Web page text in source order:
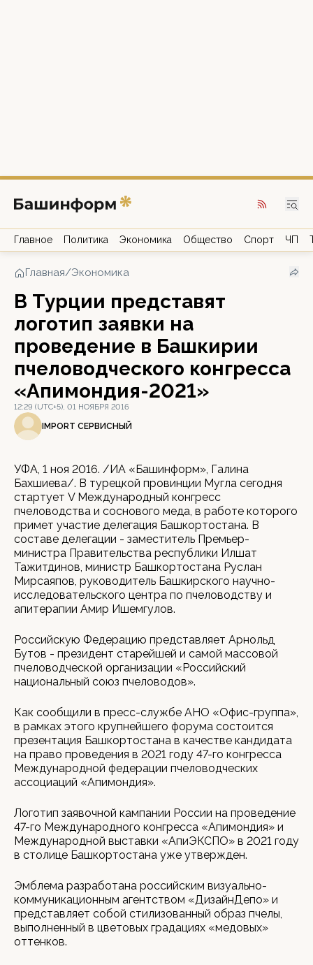
Главное Политика Экономика Общество Спорт ЧП
Главная/Экономика
В Турции представят
логотип заявки на
проведение в Башкирии
пчеловодческого конгресса
«Апимондия-2021»
12:29 (UTC+5), 01 НОЯБРЯ 2016
IMPORT СЕРВИСНЫЙ
УФА, 1 ноя 2016. /ИА «Башинформ», Галина
Бахшиева/. В турецкой провинции Мугла сегодня
стартует V Международный конгресс
пчеловодства и соснового меда, в работе которого
примет участие делегация Башкортостана. В
составе делегации - заместитель Премьер-
министра Правительства республики Илшат
Тажитдинов, министр Башкортостана Руслан
Мирсаяпов, руководитель Башкирского научно-
исследовательского центра по пчеловодству и
апитерапии Амир Ишемгулов.
Российскую Федерацию представляет Арнольд
Бутов - президент старейшей и самой массовой
пчеловодческой организации «Российский
национальный союз пчеловодов».
Как сообщили в пресс-службе АНО «Офис-группа»,
в рамках этого крупнейшего форума состоится
презентация Башкортостана в качестве кандидата
на право проведения в 2021 году 47-го конгресса
Международной федерации пчеловодческих
ассоциаций «Апимондия».
Логотип заявочной кампании России на проведение
47-го Международного конгресса «Апимондия» и
Международной выставки «АпиЭКСПО» в 2021 году
в столице Башкортостана уже утвержден.
Эмблема разработана российским визуально-
коммуникационным агентством «ДизайнДепо» и
представляет собой стилизованный образ пчелы,
выполненный в цветовых градациях «медовых»
оттенков.